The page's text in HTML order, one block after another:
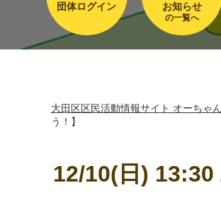
団体ログイン お知らせ
の一覧へ
大田区区民活動情報サイト オーちゃ
う！】
12/10(日)